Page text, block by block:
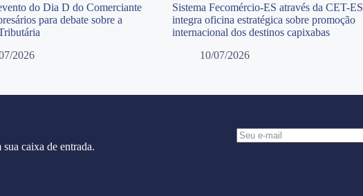
do Dia D do Comerciante
para debate sobre a
2026
Sistema Fecomércio-ES através da CET-ES
integra oficina estratégica sobre promoção
internacional dos destinos capixabas
10/07/2026
caixa de entrada.